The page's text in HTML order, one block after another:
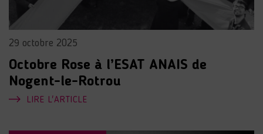
29 octobre 2025
Octobre Rose à l’ESAT ANAIS de
Nogent-le-Rotrou
LIRE L'ARTICLE